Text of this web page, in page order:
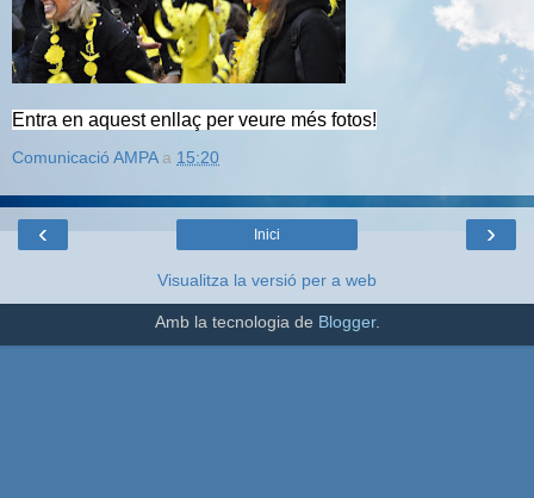
Entra en aquest enllaç per veure més fotos!
Comunicació AMPA a 15:20
‹ ›
Inici
Visualitza la versió per a web
Amb la tecnologia de Blogger.